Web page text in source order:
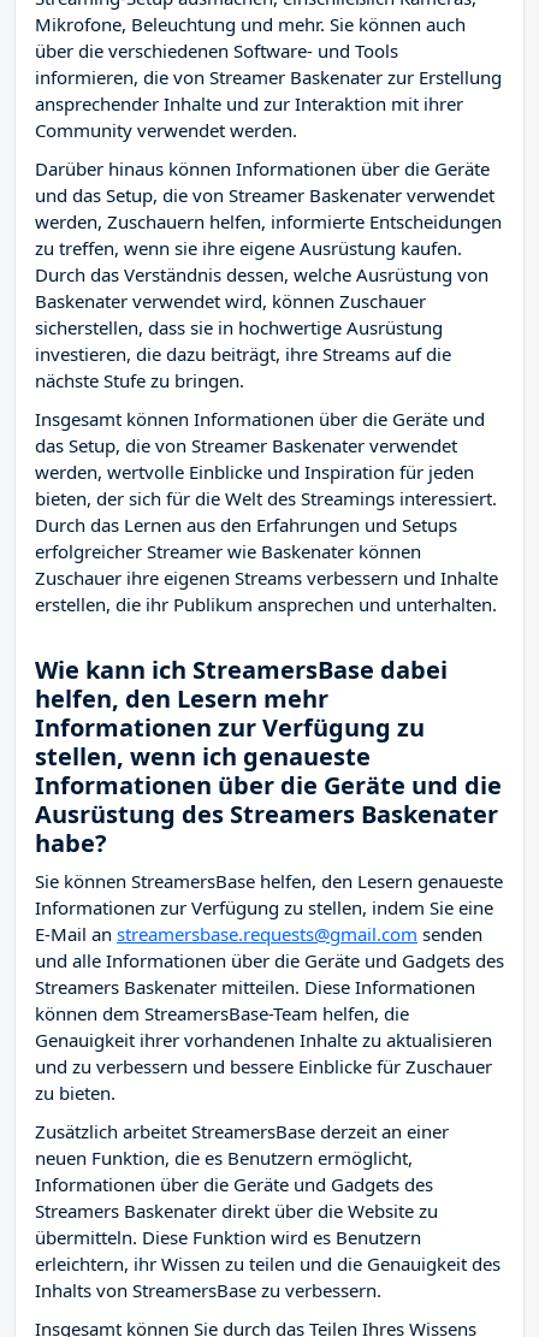
Mikrofone, Beleuchtung und mehr. Sie können auch
über die verschiedenen Software- und Tools
informieren, die von Streamer Baskenater zur Erstellung
ansprechender Inhalte und zur Interaktion mit ihrer
Community verwendet werden.
Darüber hinaus können Informationen über die Geräte
und das Setup, die von Streamer Baskenater verwendet
werden, Zuschauern helfen, informierte Entscheidungen
zu treffen, wenn sie ihre eigene Ausrüstung kaufen.
Durch das Verständnis dessen, welche Ausrüstung von
Baskenater verwendet wird, können Zuschauer
sicherstellen, dass sie in hochwertige Ausrüstung
investieren, die dazu beiträgt, ihre Streams auf die
nächste Stufe zu bringen.
Insgesamt können Informationen über die Geräte und
das Setup, die von Streamer Baskenater verwendet
werden, wertvolle Einblicke und Inspiration für jeden
bieten, der sich für die Welt des Streamings interessiert.
Durch das Lernen aus den Erfahrungen und Setups
erfolgreicher Streamer wie Baskenater können
Zuschauer ihre eigenen Streams verbessern und Inhalte
erstellen, die ihr Publikum ansprechen und unterhalten.
Wie kann ich StreamersBase dabei
helfen, den Lesern mehr
Informationen zur Verfügung zu
stellen, wenn ich genaueste
Informationen über die Geräte und die
Ausrüstung des Streamers Baskenater
habe?
Sie können StreamersBase helfen, den Lesern genaueste
Informationen zur Verfügung zu stellen, indem Sie eine
E-Mail an streamersbase.requests@gmail.com senden
und alle Informationen über die Geräte und Gadgets des
Streamers Baskenater mitteilen. Diese Informationen
können dem StreamersBase-Team helfen, die
Genauigkeit ihrer vorhandenen Inhalte zu aktualisieren
und zu verbessern und bessere Einblicke für Zuschauer
zu bieten.
Zusätzlich arbeitet StreamersBase derzeit an einer
neuen Funktion, die es Benutzern ermöglicht,
Informationen über die Geräte und Gadgets des
Streamers Baskenater direkt über die Website zu
übermitteln. Diese Funktion wird es Benutzern
erleichtern, ihr Wissen zu teilen und die Genauigkeit des
Inhalts von StreamersBase zu verbessern.
Insgesamt können Sie durch das Teilen Ihres Wissens